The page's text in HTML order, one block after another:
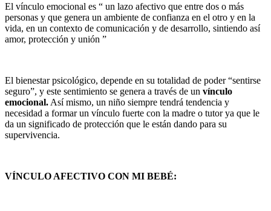
El vínculo emocional es “ un lazo afectivo que entre dos o más
personas y que genera un ambiente de confianza en el otro y en la
vida, en un contexto de comunicación y de desarrollo, sintiendo así
amor, protección y unión ”
El bienestar psicológico, depende en su totalidad de poder “sentirse
seguro”, y este sentimiento se genera a través de un vínculo
emocional. Así mismo, un niño siempre tendrá tendencia y
necesidad a formar un vínculo fuerte con la madre o tutor ya que le
da un significado de protección que le están dando para su
supervivencia.
VÍNCULO AFECTIVO CON MI BEBÉ: